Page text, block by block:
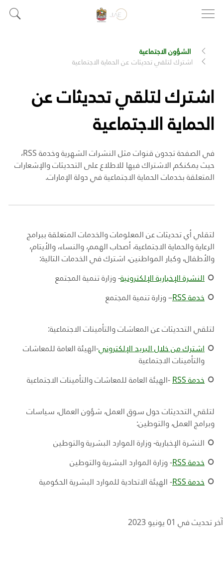
الشؤون الاجتماعية
اشترك لتلقي تحديثات عن الحماية الاجتماعية
اشترك لتلقي تحديثات عن
الحماية الاجتماعية
في الصفحة تجدون قنوات مثل النشرات الشهرية وخدمة RSS،
حيث يمكنكم الاشتراك فيها للاطلاع على التحديثات والإشعارات
المتعلقة بخدمات الحماية الاجتماعية في دولة الإمارات.
لتقلي أي تحديثات عن المعلومات والخدمات المتعلقة ببرامج
الرعاية والحماية الاجتماعية، أصحاب الهمم، والنساء، والأيتام،
والأطفال، وكبار المواطنين، اشترك في الخدمات التالية:
النشرة الإخبارية الإلكترونية- وزارة تنمية المجتمع
خدمة RSS
– وزارة تنمية المجتمع
لتلقي التحديثات عن المعاشات والتأمينات الاجتماعية:
اشترك من خلال البريد الإلكتروني-الهيئة العامة للمعاشات
والتأمينات الاجتماعية
خدمة RSS
-الهيئة العامة للمعاشات والتأمينات الاجتماعية
لتلقي التحديثات حول سوق العمل، شؤون العمال، سياسات
وبرامج العمل، والتوطين:
النشرة الإخبارية- وزارة الموارد البشرية والتوطين
خدمة RSS- وزارة الموارد البشرية والتوطين
خدمة RSS
- الهيئة الاتحادية للموارد البشرية الحكومية
آخر تحديث في 01 يونيو 2023